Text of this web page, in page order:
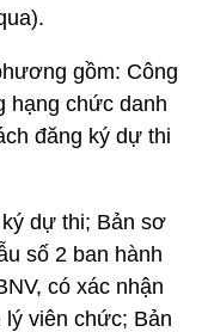
gồm: Công
hạng chức danh
đăng ký dự thi
dự thi; Bản sơ
số 2 ban hành
có xác nhận
viên chức; Bản